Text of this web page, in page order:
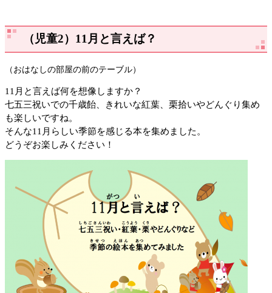
（児童2）11月と言えば？
（おはなしの部屋の前のテーブル）
11月と言えば何を想像しますか？
七五三祝いでの千歳飴、きれいな紅葉、栗拾いやどんぐり集め
も楽しいですね。
そんな11月らしい季節を感じる本を集めました。
どうぞお楽しみください！